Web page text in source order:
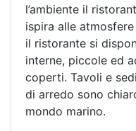
l’ambiente il
ispira alle
il ristorante si
interne, piccole ed
coperti. Tavoli e
di arredo sono
mondo marino.